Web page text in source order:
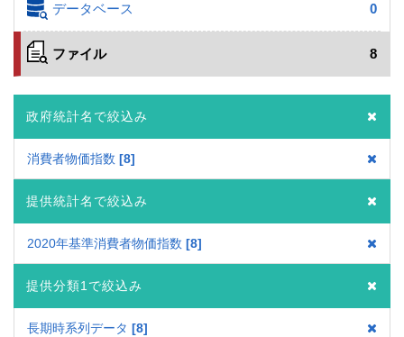
データベース 0
ファイル 8
政府統計名で絞込み
消費者物価指数 8
提供統計名で絞込み
2020年基準消費者物価指数 8
提供分類1で絞込み
長期時系列データ 8